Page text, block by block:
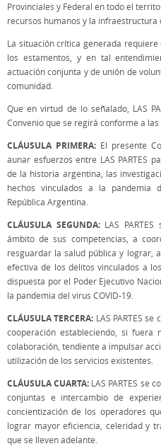
Provinciales y Federal en todo el
recursos humanos y la infraestructura
La situación crítica generada
los estamentos, y en tal
actuación conjunta y de unión de
comunidad.
Que en virtud de lo señalado, LAS
Convenio que se regirá conforme a
CLÁUSULA PRIMERA: El presente
aunar esfuerzos entre LAS PARTES
de la historia argentina, las
hechos vinculados a la pandemia
República Argentina.
CLÁUSULA SEGUNDA: LAS
ámbito de sus competencias, a
resguardar la salud pública y lograr,
efectiva de los delitos vinculados a
dispuesta por el Poder Ejecutivo
la pandemia del virus COVID-19.
CLÁUSULA TERCERA: LAS PARTES
cooperación estableciendo, si
colaboración, tendiente a impulsar
utilización de los servicios existentes.
CLÁUSULA CUARTA: LAS PARTES se
conjuntas e intercambio de
concientización de los operadores
lograr mayor eficiencia, celeridad y
que se lleven adelante.